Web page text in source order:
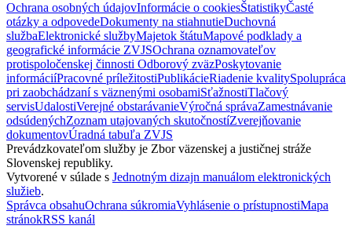
Ochrana osobných údajovInformácie o cookiesŠtatistikyČasté
otázky a odpovedeDokumenty na stiahnutieDuchovná
službaElektronické službyMajetok štátuMapové podklady a
geografické informácie ZVJSOchrana oznamovateľov
protispoločenskej činnosti Odborový zväzPoskytovanie
informáciíPracovné príležitostiPublikácieRiadenie kvalitySpolupráca
pri zaobchádzaní s väznenými osobamiSťažnostiTlačový
servisUdalostiVerejné obstarávanieVýročná správaZamestnávanie
odsúdenýchZoznam utajovaných skutočnostíZverejňovanie
dokumentovÚradná tabuľa ZVJS
Prevádzkovateľom služby je Zbor väzenskej a justičnej stráže
Slovenskej republiky.
Vytvorené v súlade s Jednotným dizajn manuálom elektronických
služieb.
Správca obsahuOchrana súkromiaVyhlásenie o prístupnostiMapa
stránokRSS kanál